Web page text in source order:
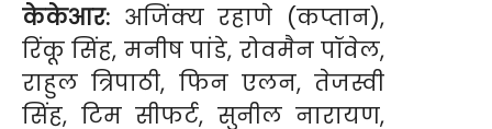
केकेआर: अजिंक्य रहाणे (कप्तान),
रिंकू सिंह, मनीष पांडे, रोवमैन पॉवेल,
राहुल त्रिपाठी, फिन एलन, तेजस्वी
सिंह, टिम सीफर्ट, सुनील नारायण,